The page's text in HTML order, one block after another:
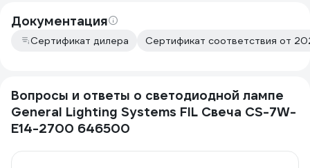
Документация
Сертификат дилера Сертификат соответствия от
Вопросы и ответы о светодиодной лампе
General Lighting Systems FIL Свеча CS-7W-
E14-2700 646500